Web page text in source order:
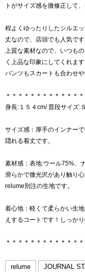
トがサイズ感を微修正して
程よくゆったりしたシルエ
丈なので、店頭でも人気です
上質な素材なので、いつも
く上品な印象にしてくれます
パンツもスカートも合わせ
＊＊＊＊＊＊＊＊＊＊＊＊
身長:１５４cm/ 普段サイズ:
サイズ感：厚手のインナー
隠れる着丈です。
素材感：表地:ウール75%、
滑らかで微光沢があり触り
relume別注の生地です。
着心地：軽くて柔らかい生
えするコートです！しっか
＊＊＊＊＊＊＊＊＊＊＊＊
relume JOURNAL